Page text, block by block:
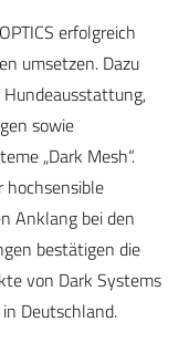
erfolgreich
umsetzen. Dazu
sowie
„Dark Mesh“.
hochsensible
Anklang bei den
bestätigen die
von Dark Systems
Deutschland.